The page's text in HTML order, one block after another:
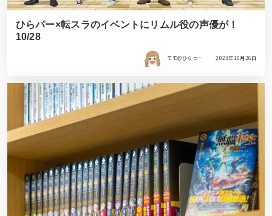
ひらパー×転スラのイベントにリムル役の声優が！
10/28
モモ＠ひらつー 2023年10月26日